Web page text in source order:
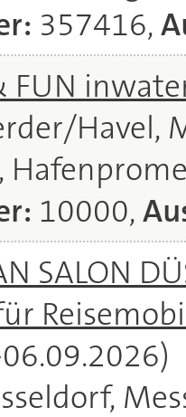
357416,
FUN
Havel,
10000,
SALON